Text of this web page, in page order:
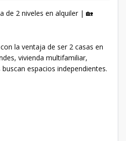
de 2 niveles en alquiler | 🏡
la ventaja de ser 2 casas en
vivienda multifamiliar,
espacios independientes.